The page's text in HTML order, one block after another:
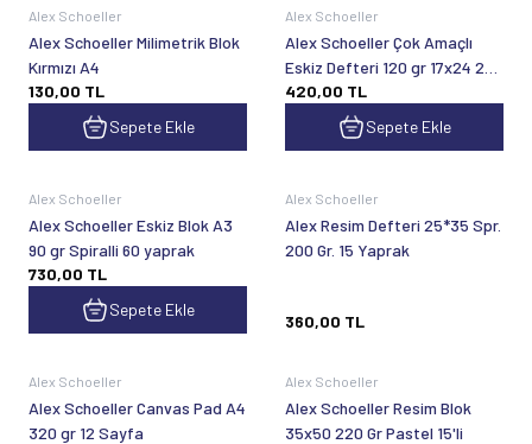
Alex Schoeller
Alex Schoeller Milimetrik Blok
Kırmızı A4
130,00 TL
Sepete Ekle
Alex Schoeller
Alex Schoeller Çok Amaçlı
Eskiz Defteri 120 gr 17x24 25
Yaprak
420,00 TL
Sepete Ekle
Alex Schoeller
Alex Schoeller Eskiz Blok A3
90 gr Spiralli 60 yaprak
730,00 TL
Sepete Ekle
Alex Schoeller
Alex Resim Defteri 25*35 Spr.
200 Gr. 15 Yaprak
360,00 TL
Alex Schoeller
Alex Schoeller Canvas Pad A4
320 gr 12 Sayfa
Alex Schoeller
Alex Schoeller Resim Blok
35x50 220 Gr Pastel 15'li